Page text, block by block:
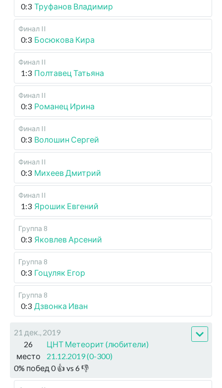
0:3 Труфанов Владимир
Финал II
0:3 Босюкова Кира
Финал II
1:3 Полтавец Татьяна
Финал II
0:3 Романец Ирина
Финал II
0:3 Волошин Сергей
Финал II
0:3 Михеев Дмитрий
Финал II
1:3 Ярошик Евгений
Группа 8
0:3 Яковлев Арсений
Группа 8
0:3 Гоцуляк Егор
Группа 8
0:3 Дзвонка Иван
21 дек., 2019
26
место
ЦНТ Метеорит (любители)
21.12.2019 (0-300)
0% побед 0👍 vs 6👎